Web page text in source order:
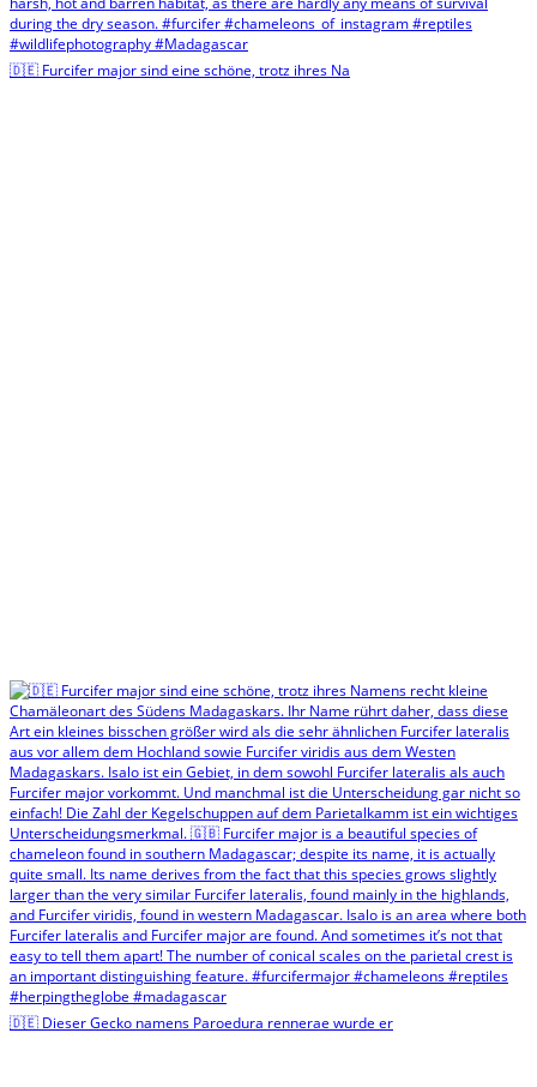
🇩🇪 Furcifer major sind eine schöne, trotz ihres Na
🇩🇪 Dieser Gecko namens Paroedura rennerae wurde er